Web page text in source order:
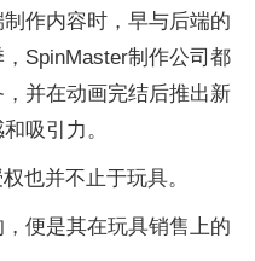
作内容时，早与后端的
SpinMaster制作公司都
并在动画完结后推出新
吸引力。
也并不止于玩具。
便是其在玩具销售上的